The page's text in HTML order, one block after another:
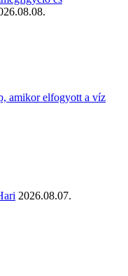
amikor elfogyott a víz
2026.08.07.